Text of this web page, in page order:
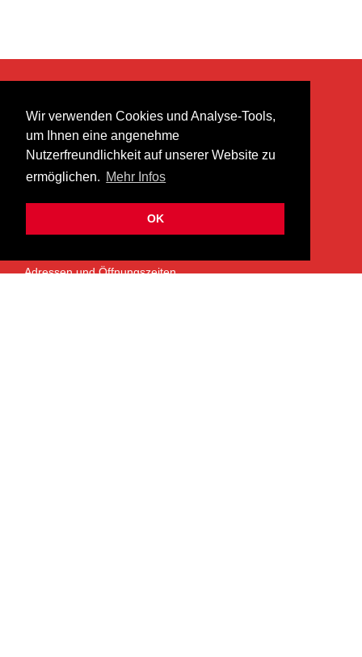
Wir verwenden Cookies und Analyse-Tools,
um Ihnen eine angenehme
Nutzerfreundlichkeit auf unserer Website zu
ermöglichen. Mehr Infos
OK
heer musik ag
Lättenstrasse 35
8952 Schlieren
info@heermusic.com
ÜBER UNS
Adressen und Öffnungszeiten